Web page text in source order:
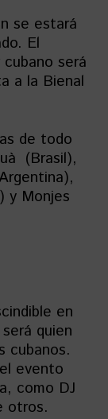
se estará
El
será
a la Bienal
de todo
(Brasil),
y Monjes
en
quien
cubanos.
evento
como DJ
otros.